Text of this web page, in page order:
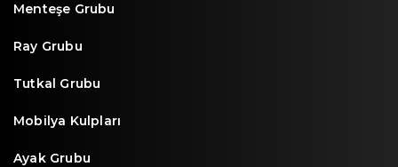
Menteşe Grubu
Ray Grubu
Tutkal Grubu
Mobilya Kulpları
Ayak Grubu